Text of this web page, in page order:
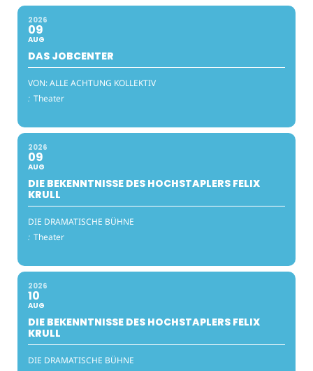
2026
09
AUG
DAS JOBCENTER
VON: ALLE ACHTUNG KOLLEKTIV
: Theater
2026
09
AUG
DIE BEKENNTNISSE DES HOCHSTAPLERS FELIX
KRULL
DIE DRAMATISCHE BÜHNE
: Theater
2026
10
AUG
DIE BEKENNTNISSE DES HOCHSTAPLERS FELIX
KRULL
DIE DRAMATISCHE BÜHNE